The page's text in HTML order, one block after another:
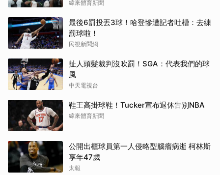
緯來體育新聞
最後6罰投丟3球！哈登慘遭記者吐槽：去練
罰球啦！
民視新聞網
扯人頭髮裁判沒吹罰！SGA：代表我們的球
風
中天電視台
鞋王高掛球鞋！Tucker宣布退休告別NBA
緯來體育新聞
公開出櫃球員第一人侵略型腦瘤病逝 柯林斯
享年47歲
太報